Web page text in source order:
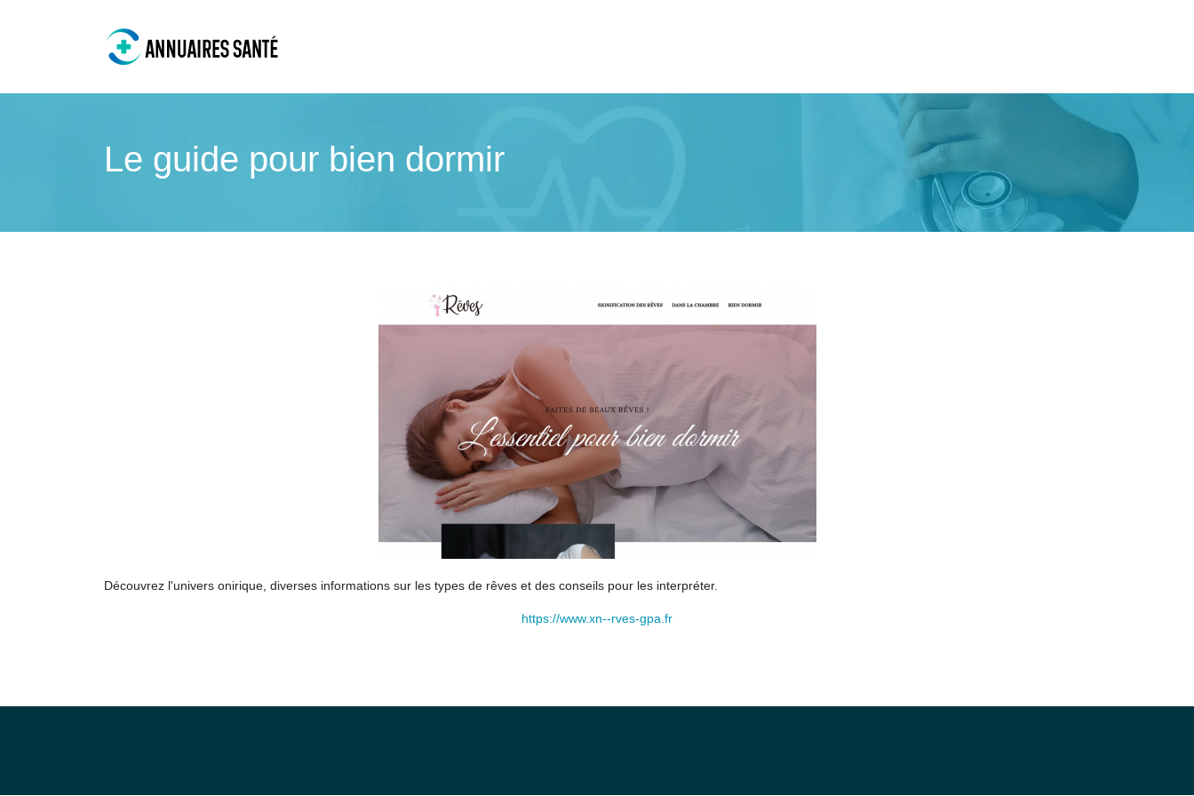
Le guide pour bien dormir
Découvrez l'univers onirique, diverses informations sur les types de rêves et des conseils pour les interpréter.
https://www.xn--rves-gpa.fr